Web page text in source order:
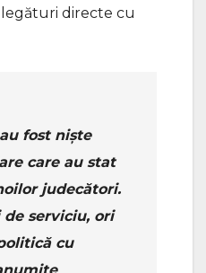
directe cu
fost niște
care au stat
judecători.
serviciu, ori
cu